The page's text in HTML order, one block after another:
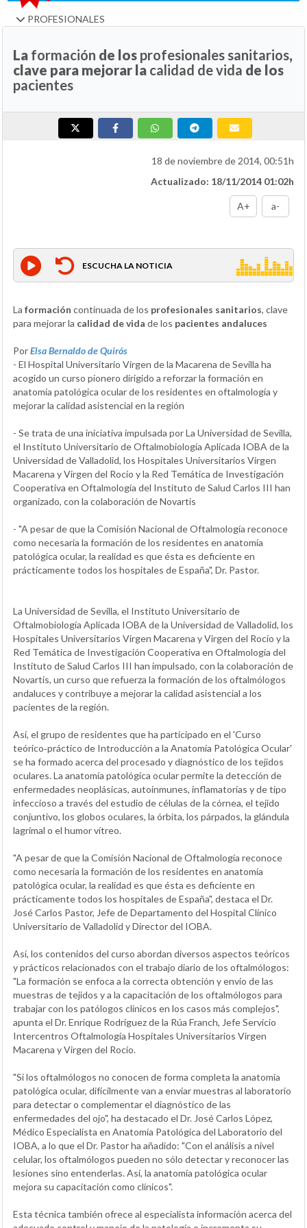
PROFESIONALES
La formación de los profesionales sanitarios,
clave para mejorar la calidad de vida de los
pacientes
18 de noviembre de 2014, 00:51h
Actualizado: 18/11/2014 01:02h
A+ a-
ESCUCHA LA NOTICIA
La formación continuada de los profesionales sanitarios, clave
para mejorar la calidad de vida de los pacientes andaluces
PorElsa Bernaldo de Quirós
- El Hospital Universitario Virgen de la Macarena de Sevilla ha
acogido un curso pionero dirigido a reforzar la formación en
anatomía patológica ocular de los residentes en oftalmología y
mejorar la calidad asistencial en la región
- Se trata de una iniciativa impulsada por La Universidad de Sevilla,
el Instituto Universitario de Oftalmobiología Aplicada IOBA de la
Universidad de Valladolid, los Hospitales Universitarios Virgen
Macarena y Virgen del Rocío y la Red Temática de Investigación
Cooperativa en Oftalmología del Instituto de Salud Carlos III han
organizado, con la colaboración de Novartis
- "A pesar de que la Comisión Nacional de Oftalmología reconoce
como necesaria la formación de los residentes en anatomía
patológica ocular, la realidad es que ésta es deficiente en
prácticamente todos los hospitales de España", Dr. Pastor.
La Universidad de Sevilla, el Instituto Universitario de
Oftalmobiología Aplicada IOBA de la Universidad de Valladolid, los
Hospitales Universitarios Virgen Macarena y Virgen del Rocío y la
Red Temática de Investigación Cooperativa en Oftalmología del
Instituto de Salud Carlos III han impulsado, con la colaboración de
Novartis, un curso que refuerza la formación de los oftalmólogos
andaluces y contribuye a mejorar la calidad asistencial a los
pacientes de la región.
Así, el grupo de residentes que ha participado en el 'Curso
teórico‐práctico de Introducción a la Anatomía Patológica Ocular'
se ha formado acerca del procesado y diagnóstico de los tejidos
oculares. La anatomía patológica ocular permite la detección de
enfermedades neoplásicas, autoinmunes, inflamatorias y de tipo
infeccioso a través del estudio de células de la córnea, el tejido
conjuntivo, los globos oculares, la órbita, los párpados, la glándula
lagrimal o el humor vítreo.
"A pesar de que la Comisión Nacional de Oftalmología reconoce
como necesaria la formación de los residentes en anatomía
patológica ocular, la realidad es que ésta es deficiente en
prácticamente todos los hospitales de España", destaca el Dr.
José Carlos Pastor, Jefe de Departamento del Hospital Clínico
Universitario de Valladolid y Director del IOBA.
Así, los contenidos del curso abordan diversos aspectos teóricos
y prácticos relacionados con el trabajo diario de los oftalmólogos:
"La formación se enfoca a la correcta obtención y envío de las
muestras de tejidos y a la capacitación de los oftalmólogos para
trabajar con los patólogos clínicos en los casos más complejos",
apunta el Dr. Enrique Rodríguez de la Rúa Franch, Jefe Servicio
Intercentros Oftalmología Hospitales Universitarios Virgen
Macarena y Virgen del Rocío.
"Si los oftalmólogos no conocen de forma completa la anatomía
patológica ocular, difícilmente van a enviar muestras al laboratorio
para detectar o complementar el diagnóstico de las
enfermedades del ojo", ha destacado el Dr. José Carlos López,
Médico Especialista en Anatomía Patológica del Laboratorio del
IOBA, a lo que el Dr. Pastor ha añadido: "Con el análisis a nivel
celular, los oftalmólogos pueden no sólo detectar y reconocer las
lesiones sino entenderlas. Así, la anatomía patológica ocular
mejora su capacitación como clínicos".
Esta técnica también ofrece al especialista información acerca del